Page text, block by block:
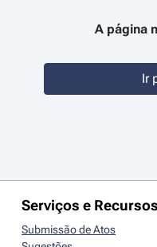
A página
Ir
Serviços e Recursos
Submissão de Atos